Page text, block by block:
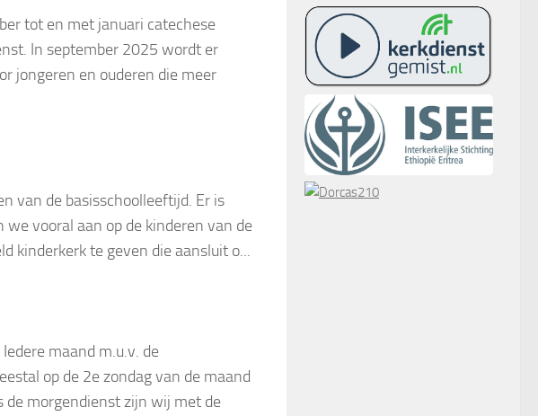
tot en met januari catechese
In september 2025 wordt er
jongeren en ouderen die meer
van de basisschoolleeftijd. Er is
vooral aan op de kinderen van de
kinderkerk te geven die aansluit o...
maand m.u.v. de
op de 2e zondag van de maand
de morgendienst zijn wij met de